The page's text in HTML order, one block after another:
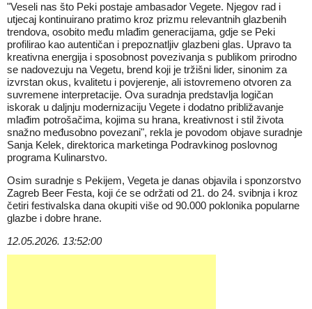
"Veseli nas što Peki postaje ambasador Vegete. Njegov rad i
utjecaj kontinuirano pratimo kroz prizmu relevantnih glazbenih
trendova, osobito među mlađim generacijama, gdje se Peki
profilirao kao autentičan i prepoznatljiv glazbeni glas. Upravo ta
kreativna energija i sposobnost povezivanja s publikom prirodno
se nadovezuju na Vegetu, brend koji je tržišni lider, sinonim za
izvrstan okus, kvalitetu i povjerenje, ali istovremeno otvoren za
suvremene interpretacije. Ova suradnja predstavlja logičan
iskorak u daljnju modernizaciju Vegete i dodatno približavanje
mlađim potrošačima, kojima su hrana, kreativnost i stil života
snažno međusobno povezani", rekla je povodom objave suradnje
Sanja Kelek, direktorica marketinga Podravkinog poslovnog
programa Kulinarstvo.
Osim suradnje s Pekijem, Vegeta je danas objavila i sponzorstvo
Zagreb Beer Festa, koji će se održati od 21. do 24. svibnja i kroz
četiri festivalska dana okupiti više od 90.000 poklonika popularne
glazbe i dobre hrane.
12.05.2026. 13:52:00